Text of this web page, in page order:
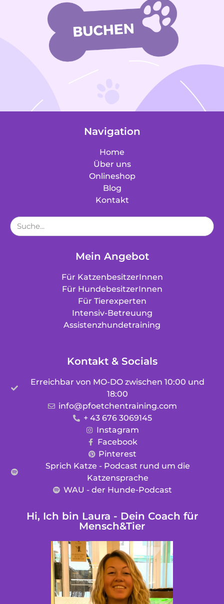
Navigation
Home
Über uns
Onlineshop
Blog
Kontakt
Mein Angebot
Für KatzenbesitzerInnen
Für HundebesitzerInnen
Für Tierexperten
Intensiv-Betreuung
Assistenzhundetraining
Kontakt & Socials
Erreichbar von MO-DO zwischen 10:00 und
18:00
info@pfoetchentraining.com
+ 43 676 3069145
Instagram
Facebook
Pinterest
Sprich Katze - Podcast rund um die
Katzensprache
WAU - der Hunde-Podcast
Hi, Ich bin Laura - Dein Coach für
Mensch&Tier